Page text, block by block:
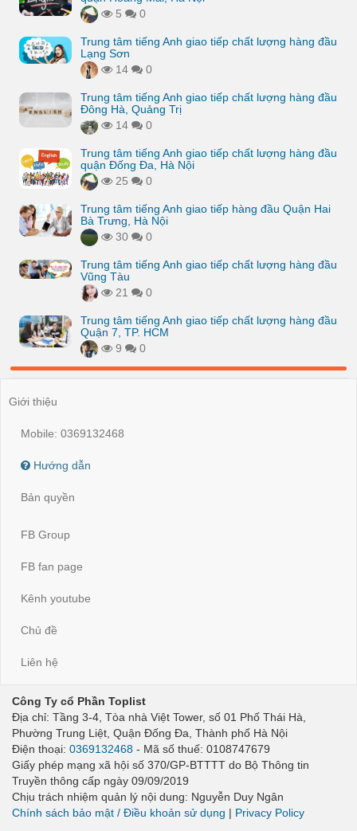
5
0
Trung tâm tiếng Anh giao tiếp chất lượng hàng đầu
Lạng Sơn
14
0
Trung tâm tiếng Anh giao tiếp chất lượng hàng đầu
Đông Hà, Quảng Trị
14
0
Trung tâm tiếng Anh giao tiếp chất lượng hàng đầu
quận Đống Đa, Hà Nội
25
0
Trung tâm tiếng Anh giao tiếp hàng đầu Quận Hai
Bà Trưng, Hà Nội
30
0
Trung tâm tiếng Anh giao tiếp chất lượng hàng đầu
Vũng Tàu
21
0
Trung tâm tiếng Anh giao tiếp chất lượng hàng đầu
Quận 7, TP. HCM
9
0
Giới thiệu
Mobile: 0369132468
Hướng dẫn
Bản quyền
FB Group
FB fan page
Kênh youtube
Chủ đề
Liên hệ
Công Ty cổ Phần Toplist
Địa chỉ: Tầng 3-4, Tòa nhà Việt Tower, số 01 Phố Thái Hà,
Phường Trung Liệt, Quận Đống Đa, Thành phố Hà Nội
Điện thoại: 0369132468 - Mã số thuế: 0108747679
Giấy phép mạng xã hội số 370/GP-BTTTT do Bộ Thông tin
Truyền thông cấp ngày 09/09/2019
Chịu trách nhiệm quản lý nội dung: Nguyễn Duy Ngân
Chính sách bảo mật / Điều khoản sử dụng | Privacy Policy